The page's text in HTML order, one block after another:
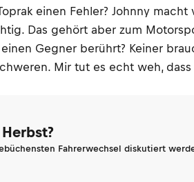
einen Fehler? Johnny macht
Das gehört aber zum
Gegner berührt? Keiner
Mir tut es echt weh,
Fahrerwechsel diskutiert